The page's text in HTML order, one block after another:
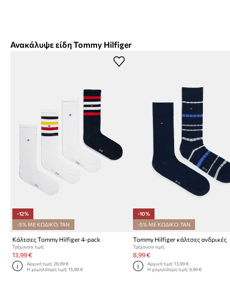
Ανακάλυψε είδη Tommy Hilfiger
-12%
-5% ΜΕ ΚΩΔΙΚΟ: TAN
Κάλτσες Tommy Hilfiger 4-pack
Τρέχουσα τιμή:
13,99 €
Αρχική τιμή:26,99 €
Η χαμηλότερη τιμή:15,99 €
-10%
-5% ΜΕ ΚΩΔΙΚΟ: TAN
Tommy Hilfiger κάλτσες ανδρικές
Τρέχουσα τιμή:
8,99 €
Αρχική τιμή: 13,99 €
Η χαμηλότερη τιμή: 9,99 €